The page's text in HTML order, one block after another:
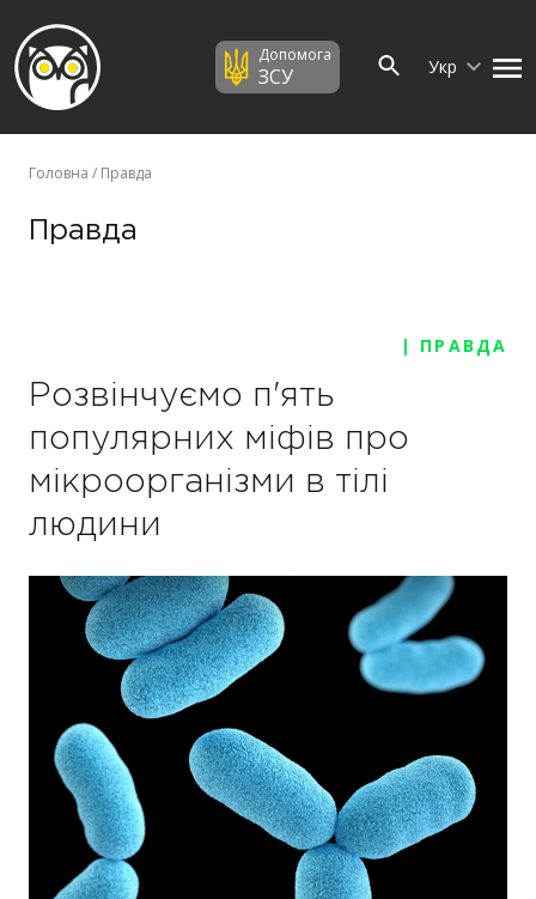
Допомога
ЗСУ Укр
Головна / Правда
Правда
| ПРАВДА
Розвінчуємо п'ять
популярних міфів про
мікроорганізми в тілі
людини